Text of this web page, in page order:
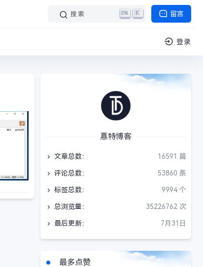
留言
搜索 K
登录
惪特博客
文章总数： 16591 篇
评论总数： 53860 条
标签总数： 9994 个
总浏览量： 35226762 次
最后更新： 7月31日
最多点赞